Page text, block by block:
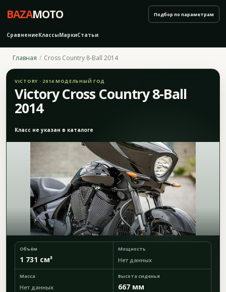
BAZAMOTO
СравнениеКлассыМаркиСтатьи
Подбор по параметрам
Главная Cross Country 8-Ball 2014
VICTORY · 2014 МОДЕЛЬНЫЙ ГОД
Victory Cross Country 8-Ball
2014
Класс не указан в каталоге
Объём
1 731 см³
Мощность
Нет данных
Масса
Нет данных
Высота сиденья
667 мм